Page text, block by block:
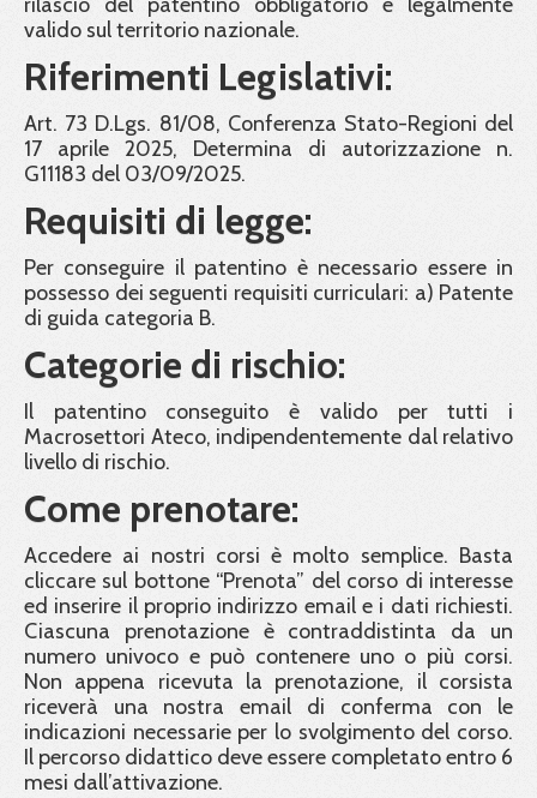
valido sul territorio nazionale.
Riferimenti Legislativi:
Art. 73 D.Lgs. 81/08, Conferenza Stato-Regioni del
17 aprile 2025, Determina di autorizzazione n.
G11183 del 03/09/2025.
Requisiti di legge:
Per conseguire il patentino è necessario essere in
possesso dei seguenti requisiti curriculari: a) Patente
di guida categoria B.
Categorie di rischio:
Il patentino conseguito è valido per tutti i
Macrosettori Ateco, indipendentemente dal relativo
livello di rischio.
Come prenotare:
Accedere ai nostri corsi è molto semplice. Basta
cliccare sul bottone “Prenota” del corso di interesse
ed inserire il proprio indirizzo email e i dati richiesti.
Ciascuna prenotazione è contraddistinta da un
numero univoco e può contenere uno o più corsi.
Non appena ricevuta la prenotazione, il corsista
riceverà una nostra email di conferma con le
indicazioni necessarie per lo svolgimento del corso.
Il percorso didattico deve essere completato entro 6
mesi dall’attivazione.